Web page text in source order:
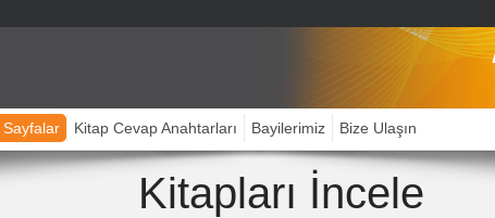
Kitap Cevap Anahtarları Bayilerimiz Bize Ulaşın
Kitapları İncele